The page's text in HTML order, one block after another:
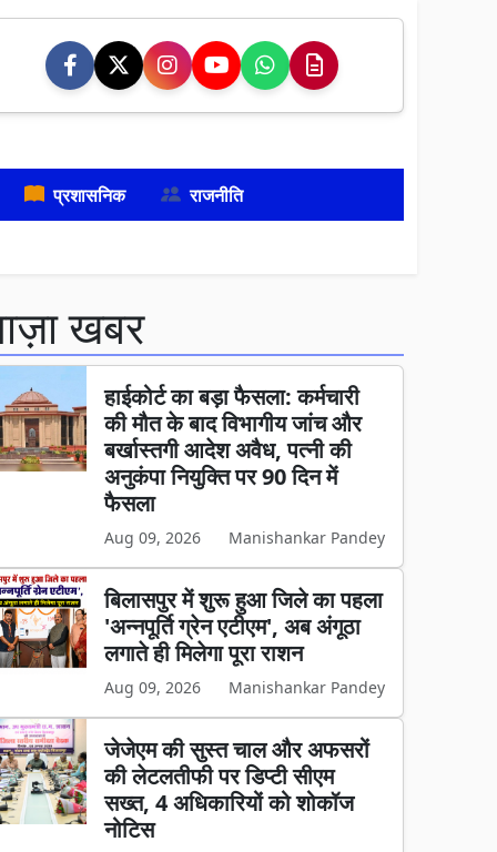
प्रशासनिक राजनीति
खबर
हाईकोर्ट का बड़ा फैसला: कर्मचारी
की मौत के बाद विभागीय जांच और
बर्खास्तगी आदेश अवैध, पत्नी की
अनुकंपा नियुक्ति पर 90 दिन में
फैसला
Aug 09, 2026 Manishankar Pandey
बिलासपुर में शुरू हुआ जिले का पहला
'अन्नपूर्ति ग्रेन एटीएम', अब अंगूठा
लगाते ही मिलेगा पूरा राशन
Aug 09, 2026 Manishankar Pandey
जेजेएम की सुस्त चाल और अफसरों
की लेटलतीफी पर डिप्टी सीएम
सख्त, 4 अधिकारियों को शोकॉज
नोटिस